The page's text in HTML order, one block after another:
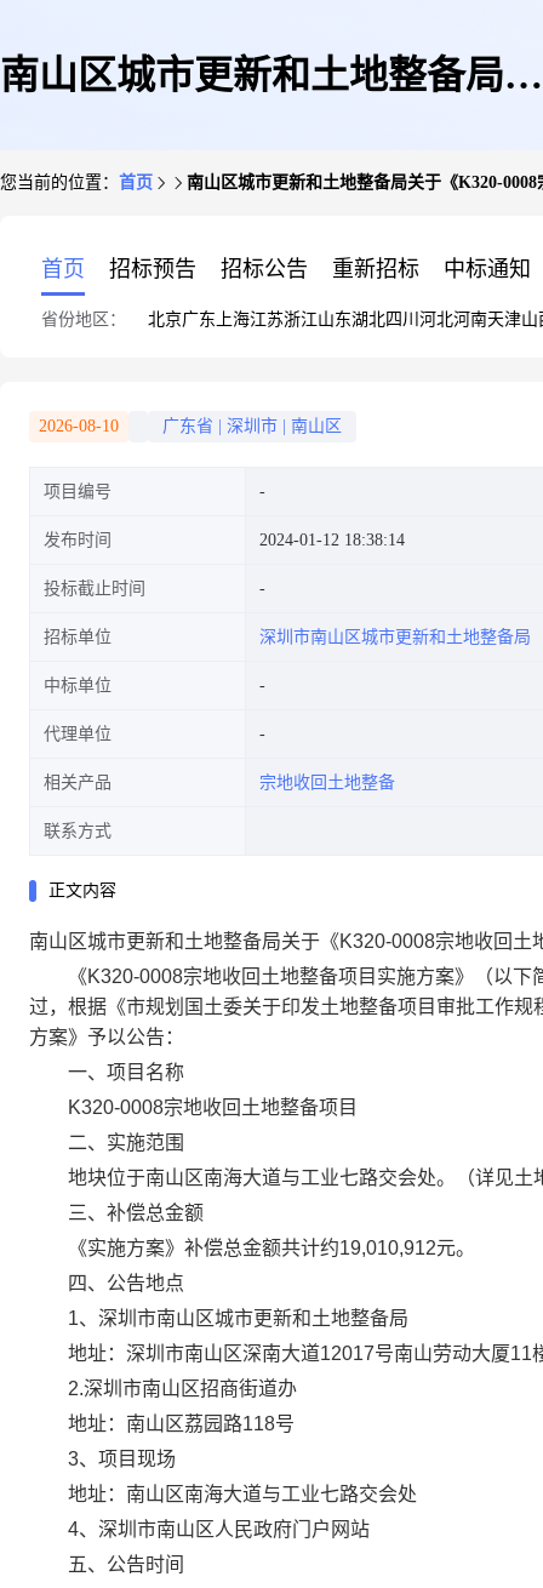
南山区城市更新和土地整备局关
您当前的位置： 首页 南山区城市更新和土地整备局关于《K320-
首页 招标预告 招标公告 重新招标 中标通知
省份地区： 北京广东 上海江苏浙江山东湖北四川 河北河南天津山
2026-08-10 广东省 深圳市 南山区
项目编号
发布时间 2024-01-12 18:38:14
投标截止时间
招标单位 深圳市南山区城市更新和土地整备局
中标单位
代理单位
相关产品 宗地收回土地整备
联系方式
正文内容
南山区城市更新和土地整备局关于《K320-0008宗地收回土
《K320-0008宗地收回土地整备项目实施方案》（以下
过，根据《市规划国土委关于印发土地整备项目审批工作
方案》予以公告：
一、项目名称
K320-0008宗地收回土地整备项目
二、实施范围
地块位于南山区南海大道与工业七路交会处。（详见土
三、补偿总金额
《实施方案》补偿总金额共计约19,010,912元。
四、公告地点
1、深圳市南山区城市更新和土地整备局
地址：深圳市南山区深南大道12017号南山劳动大厦11
2.深圳市南山区招商街道办
地址：南山区荔园路118号
3、项目现场
地址：南山区南海大道与工业七路交会处
4、深圳市南山区人民政府门户网站
五、公告时间